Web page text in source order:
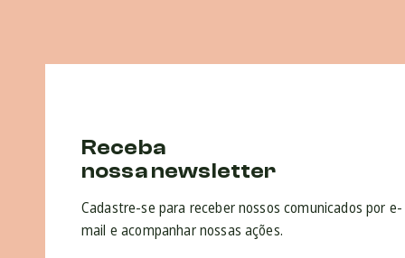
Receba
nossa newsletter
Cadastre-se para receber nossos comunicados por e-
mail e acompanhar nossas ações.